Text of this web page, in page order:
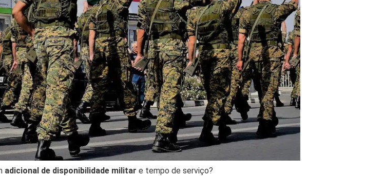
adicional de disponibilidade militar e tempo de serviço?